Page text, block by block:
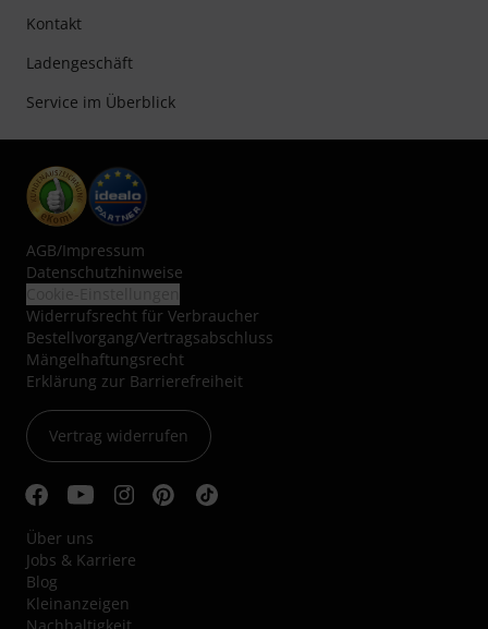
Kontakt
Ladengeschäft
Service im Überblick
AGB/Impressum
Datenschutzhinweise
Widerrufsrecht für Verbraucher
Bestellvorgang/Vertragsabschluss
Mängelhaftungsrecht
Erklärung zur Barrierefreiheit
Vertrag widerrufen
Über uns
Jobs & Karriere
Blog
Kleinanzeigen